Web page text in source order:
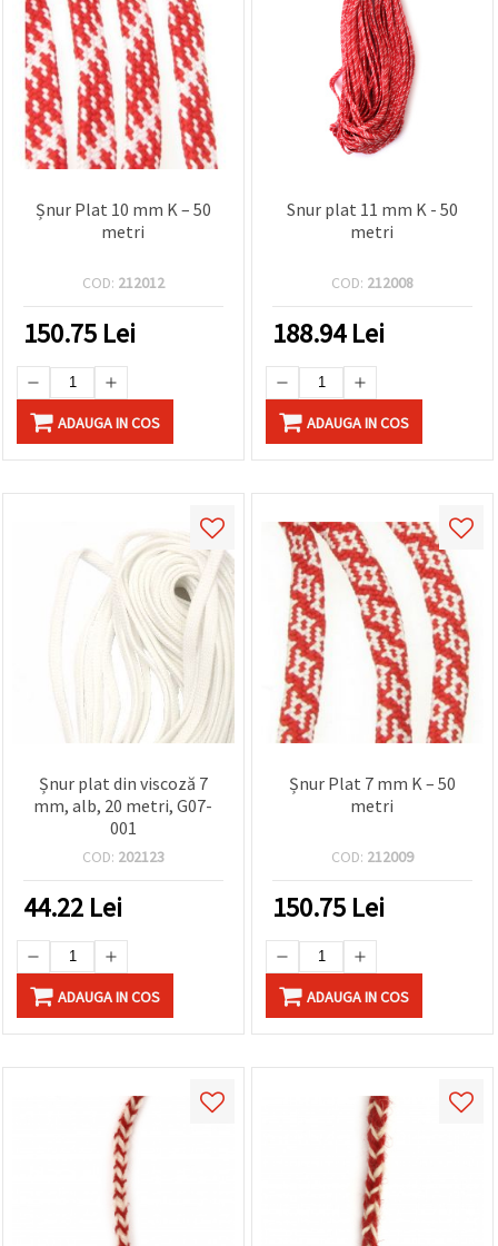
Șnur Plat 10 mm K – 50
metri
COD: 212012
150.75 Lei
ADAUGA IN COS
Snur plat 11 mm K - 50
metri
COD: 212008
188.94Lei
ADAUGA IN COS
Șnur plat din viscoză 7
mm, alb, 20 metri, G07-
001
COD: 202123
44.22 Lei
ADAUGA IN COS
Șnur Plat 7 mm K – 50
metri
COD: 212009
150.75 Lei
ADAUGA IN COS